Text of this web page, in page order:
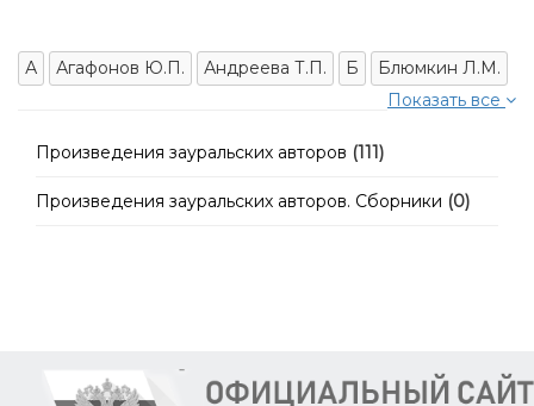
А Агафонов Ю.П. Андреева Т.П. Б
Блюмкин Л.М.
Показать все
Произведения зауральских авторов (111)
Произведения зауральских авторов. Сборники (0)